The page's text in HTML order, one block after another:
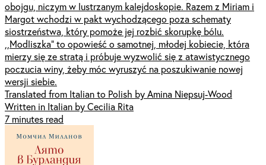
obojgu, niczym w lustrzanym kalejdoskopie. Razem z Miriam i
Margot wchodzi w pakt wychodzącego poza schematy
siostrzeństwa, który pomoże jej rozbić skorupkę bólu.
,,Modliszka” to opowieść o samotnej, młodej kobiecie, która
mierzy się ze stratą i próbuje wyzwolić się z atawistycznego
poczucia winy, żeby móc wyruszyć na poszukiwanie nowej
wersji siebie.
Translated from Italian to Polish by Amina Niepsuj-Wood
Written in Italian by Cecilia Rita
7 minutes read